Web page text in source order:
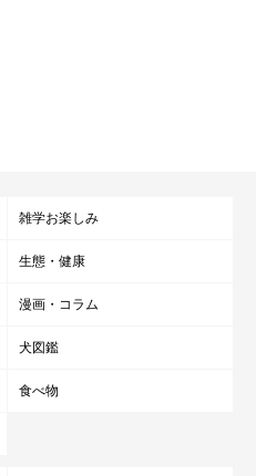
雑学お楽しみ
生態・健康
漫画・コラム
犬図鑑
食べ物